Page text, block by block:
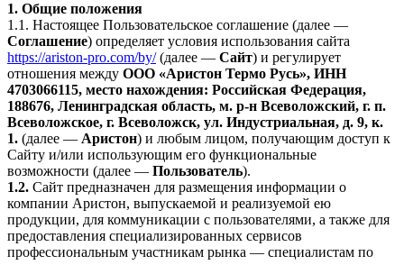
1. Общие положения
1.1. Настоящее Пользовательское соглашение (далее —
Соглашение) определяет условия использования сайта
https://ariston-pro.com/by/(далее — Сайт) и регулирует
отношения между ООО «Аристон Термо Русь», ИНН
4703066115, место нахождения: Российская Федерация,
188676, Ленинградская область, м. р-н Всеволожский, г. п.
Всеволожское, г. Всеволожск, ул. Индустриальная, д. 9, к.
1. (далее — Аристон) и любым лицом, получающим доступ к
Сайту и/или использующим его функциональные
возможности (далее — Пользователь).
1.2. Сайт предназначен для размещения информации о
компании Аристон, выпускаемой и реализуемой ею
продукции, для коммуникации с пользователями, а также для
предоставления специализированных сервисов
профессиональным участникам рынка — специалистам по